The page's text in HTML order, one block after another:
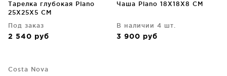
Тарелка глубокая Plano
25X25X5 CM
Под заказ
2 540 руб
Чаша Plano 18X18X8 CM
В наличии 4 шт.
3 900 руб
Costa Nova